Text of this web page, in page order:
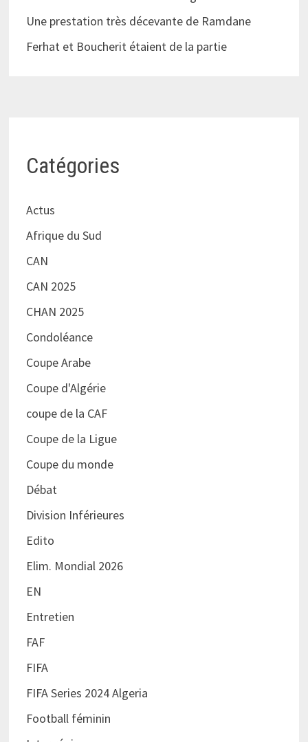
Une prestation très décevante de Ramdane
Ferhat et Boucherit étaient de la partie
Catégories
Actus
Afrique du Sud
CAN
CAN 2025
CHAN 2025
Condoléance
Coupe Arabe
Coupe d'Algérie
coupe de la CAF
Coupe de la Ligue
Coupe du monde
Débat
Division Inférieures
Edito
Elim. Mondial 2026
EN
Entretien
FAF
FIFA
FIFA Series 2024 Algeria
Football féminin